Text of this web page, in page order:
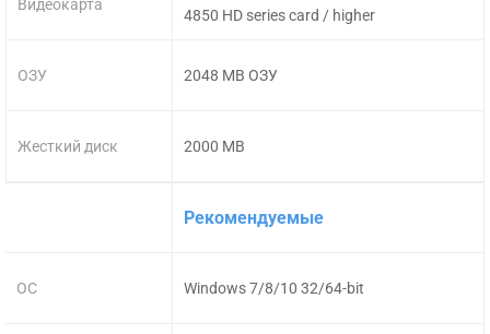
Видеокарта
ОЗУ
Жесткий диск
4850 HD series card / higher
2048 MB ОЗУ
2000 MB
ОС
Рекомендуемые
Windows 7/8/10 32/64-bit